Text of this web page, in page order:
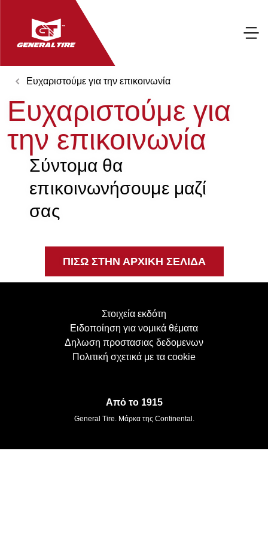
Ευχαριστούμε για την επικοινωνία
Ευχαριστούμε για
την επικοινωνία
Σύντομα θα
επικοινωνήσουμε μαζί
σας
ΠΊΣΩ ΣΤΗΝ ΑΡΧΙΚΉ ΣΕΛΊΔΑ
Στοιχεία εκδότη
Ειδοποίηση για νομικά θέματα
Δηλωση προστασιας δεδομενων
Πολιτική σχετικά με τα cookie
Από το 1915
General Tire. Μάρκα της Continental.